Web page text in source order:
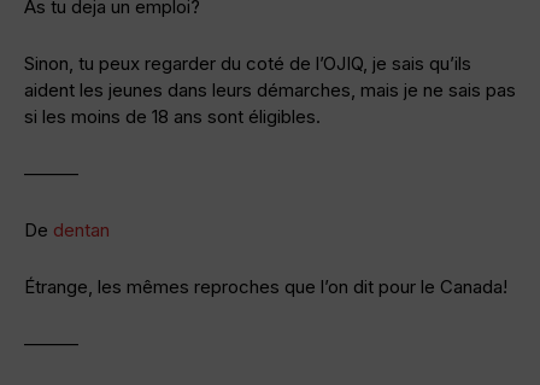
As tu deja un emploi?
Sinon, tu peux regarder du coté de l’OJIQ, je sais qu’ils
aident les jeunes dans leurs démarches, mais je ne sais pas
si les moins de 18 ans sont éligibles.
———
De dentan
Étrange, les mêmes reproches que l’on dit pour le Canada!
———